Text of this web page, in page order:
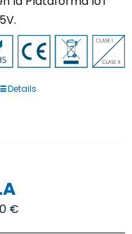
Details
€Rango